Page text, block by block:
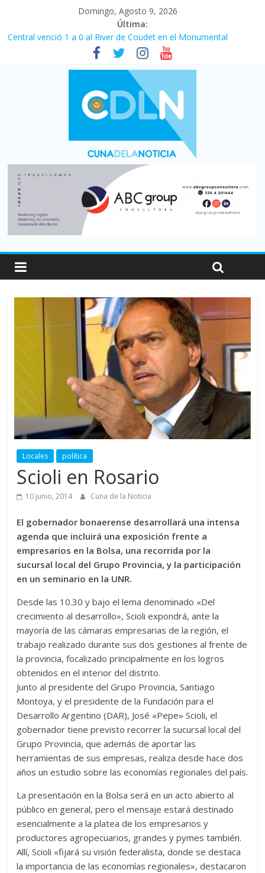
Domingo, Agosto 9, 2026
Última:
Central venció 1 a 0 al River de Coudet en el Monumental
La morosidad alcanzó su nivel más alto en dos décadas y ya
afecta a 400 mil deudores en Santa Fe
Desde que asumió Milei cerraron 41.000 kioscos: el sector
denuncia crisis como en 2001
Vacaciones de invierno con más movimiento y consumo
turístico: 4,6 millones de personas viajaron por el país, un 5,9%
Fuerte caída de la venta de autos usados en julio: bajó un 12,6%
Locales política
Scioli en Rosario
10 junio, 2014 Cuna de la Noticia
El gobernador bonaerense desarrollará una intensa
agenda que incluirá una exposición frente a
empresarios en la Bolsa, una recorrida por la
sucursal local del Grupo Provincia, y la participación
en un seminario en la UNR.
Desde las 10.30 y bajo el lema denominado «Del
crecimiento al desarrollo», Scioli expondrá, ante la
mayoría de las cámaras empresarias de la región, el
trabajo realizado durante sus dos gestiones al frente de
la provincia, focalizado principalmente en los logros
obtenidos en el interior del distrito.
Junto al presidente del Grupo Provincia, Santiago
Montoya, y el presidente de la Fundación para el
Desarrollo Argentino (DAR), José «Pepe» Scioli, el
gobernador tiene previsto recorrer la sucursal local del
Grupo Provincia, que además de aportar las
herramientas de sus empresas, realiza desde hace dos
años un estudio sobre las economías regionales del país.
La presentación en la Bolsa será en un acto abierto al
público en general, pero el mensaje estará destinado
esencialmente a la platea de los empresarios y
productores agropecuarios, grandes y pymes también.
Allí, Scioli «fijará su visión federalista, donde se destaca
la importancia de las economías regionales», destacaron